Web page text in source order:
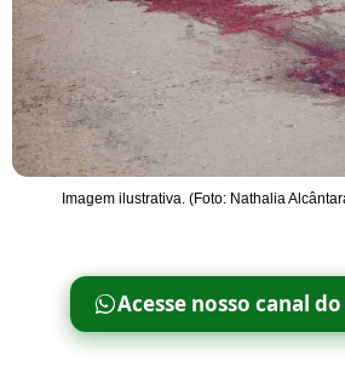
Imagem ilustrativa. (Foto: Nathalia
Acesse nosso canal